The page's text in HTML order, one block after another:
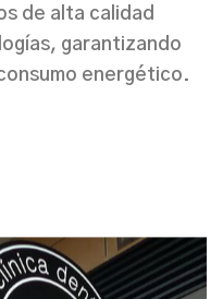
de alta calidad
garantizando
energético.